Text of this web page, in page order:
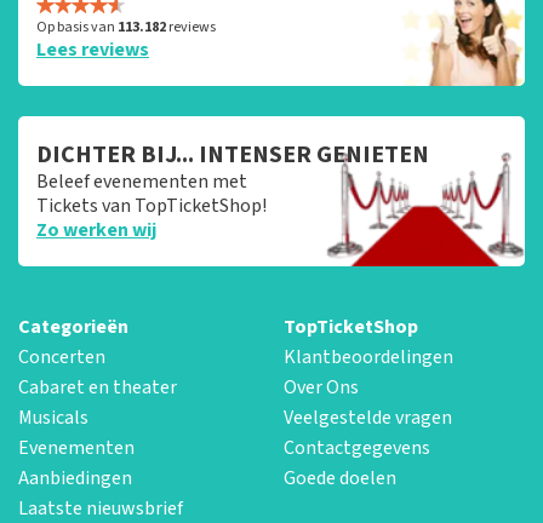
Op basis van 113.182reviews
Lees reviews
DICHTER BIJ... INTENSER GENIETEN
Beleef evenementen met
Tickets van TopTicketShop!
Zo werken wij
Categorieën
Concerten
Cabaret en theater
Musicals
Evenementen
Aanbiedingen
Laatste nieuwsbrief
TopTicketShop
Klantbeoordelingen
Over Ons
Veelgestelde vragen
Contactgegevens
Goede doelen